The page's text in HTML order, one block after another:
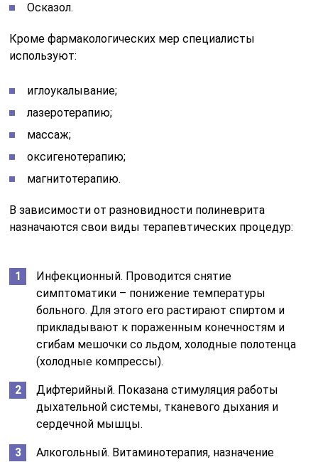
Осказол.
Кроме фармакологических мер специалисты
используют:
иглоукалывание;
лазеротерапию;
массаж;
оксигенотерапию;
магнитотерапию.
В зависимости от разновидности полиневрита
назначаются свои виды терапевтических процедур:
Инфекционный. Проводится снятие
симптоматики – понижение температуры
больного. Для этого его растирают спиртом и
прикладывают к пораженным конечностям и
сгибам мешочки со льдом, холодные полотенца
(холодные компрессы).
Дифтерийный. Показана стимуляция работы
дыхательной системы, тканевого дыхания и
сердечной мышцы.
Алкогольный. Витаминотерапия, назначение